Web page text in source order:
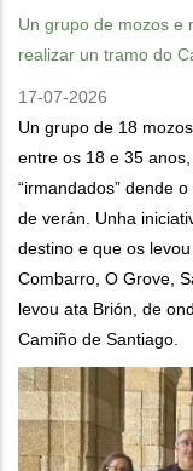
Un grupo de mozos e
realizar un tramo do
17-07-2026
Un grupo de 18
entre os 18 e 35
“irmandados” dende
de verán. Unha
destino e que os
Combarro, O Grove,
levou ata Brión, de
Camiño de Santiago.